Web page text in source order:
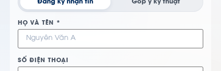
Đăng ký nhận tin Góp ý kỹ thuật
HỌ VÀ TÊN *
SỐ ĐIỆN THOẠI